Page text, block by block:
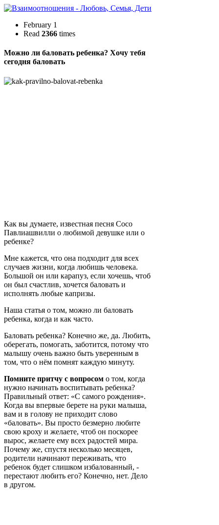
February 1
Read 2366 times
Можно ли баловать ребенка? Хочу тебя
сегодня баловать
Как вы думаете, известная песня Сосо
Павлиашвилли о любимой девушке или о
ребенке?
Мне кажется, что она подходит для всех
случаев жизни, когда любишь человека.
Большой он или карапуз, если хочешь, чтоб
он был счастлив, хочется баловать и
исполнять любые капризы.
Наша статья о том, можно ли баловать
ребенка, когда и как часто.
Баловать ребенка? Конечно же, да. Любить,
оберегать, помогать, заботится, потому что
малышу очень важно быть уверенным в
том, что о нём помнят каждую минуту.
Помните притчу с вопросом о том, когда
нужно начинать воспитывать ребенка?
Правильный ответ: «С самого рождения».
Когда вы впервые берете на руки малыша,
вам и в голову не приходит слово
«баловать». Вы просто безмерно любите
свою кроху и желаете, чтоб он поскорее
вырос, желаете ему всех радостей мира.
Почему же, спустя несколько месяцев,
родители начинают переживать, что
ребенок будет слишком избалованный, -
перестают любить его? Конечно, нет. Дело
в другом.